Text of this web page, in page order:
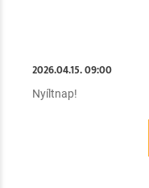
2026.04.15. 09:00
Nyíltnap!